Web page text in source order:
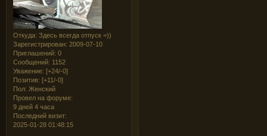
Откуда: Здесь всегда отпуск =))
Зарегистрирован: 2009-07-10
Приглашений: 0
Сообщений: 1152
Уважение: [+24/-0]
Позитив: [+11/-0]
Пол: Женский
Провел на форуме:
9 дней 4 часа
Последний визит:
2025-01-28 01:48:15